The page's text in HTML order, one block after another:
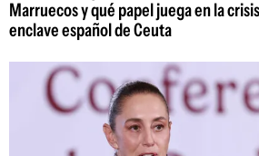
Marruecos y qué papel juega en la
enclave español de Ceuta